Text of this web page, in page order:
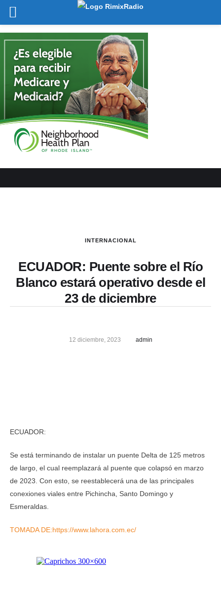
INTERNACIONAL
ECUADOR: Puente sobre el Río
Blanco estará operativo desde el
23 de diciembre
12 diciembre, 2023 admin
ECUADOR:
Se está terminando de instalar un puente Delta de 125 metros
de largo, el cual reemplazará al puente que colapsó en marzo
de 2023. Con esto, se reestablecerá una de las principales
conexiones viales entre Pichincha, Santo Domingo y
Esmeraldas.
TOMADA DE:https://www.lahora.com.ec/